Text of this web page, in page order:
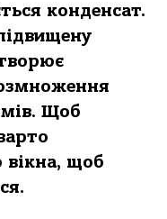
конденсат.
Щоб
вікна, щоб